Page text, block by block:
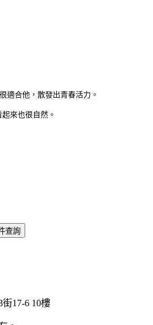
適合他，散發出青春活力。
來也很自然。
查詢
17-6 10樓